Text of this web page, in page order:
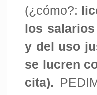
(¿cómo?:
los
y del uso
se lucren
cita).